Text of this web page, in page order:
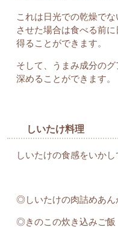
これは日光での乾燥で
させた場合は食べる前
得ることができます。
そして、うまみ成分の
深めることができます。
しいたけ料理
しいたけの食感をいか
◎しいたけの肉詰めあん
◎きのこの炊き込みご飯